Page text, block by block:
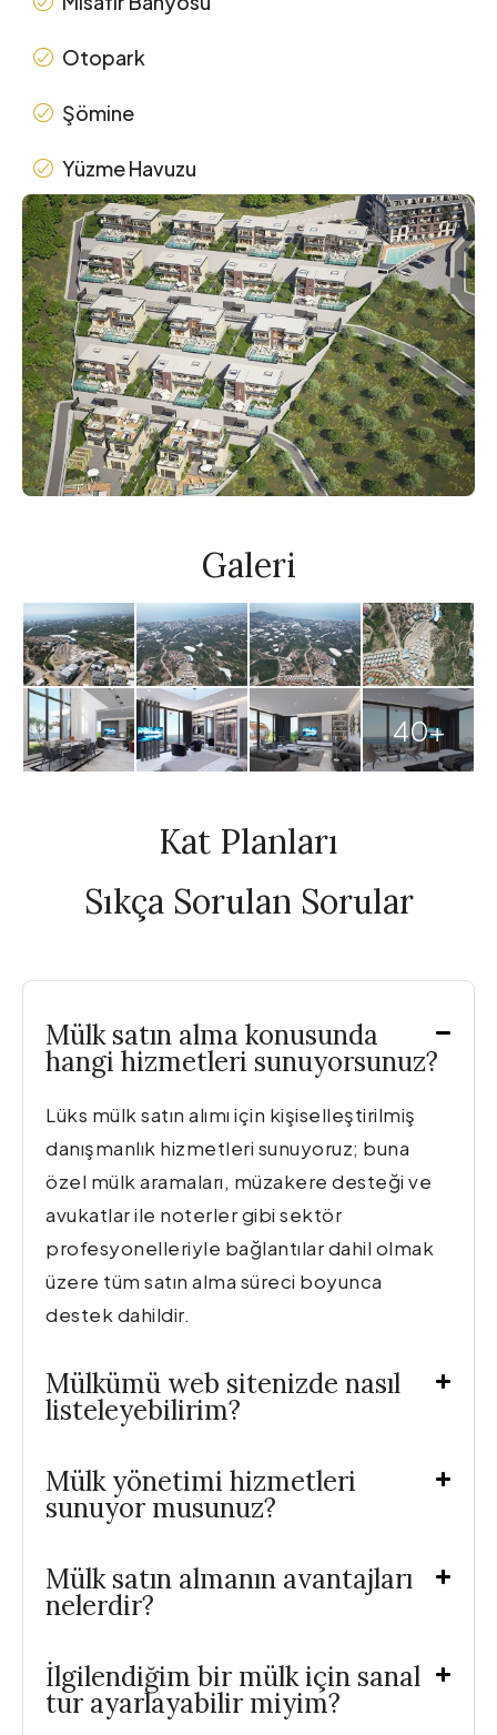
Otopark
Şömine
Yüzme Havuzu
Galeri
40+
Kat Planları
Sıkça Sorulan Sorular
Mülk satın alma konusunda
hangi hizmetleri sunuyorsunuz?
Lüks mülk satın alımı için kişiselleştirilmiş
danışmanlık hizmetleri sunuyoruz; buna
özel mülk aramaları, müzakere desteği ve
avukatlar ile noterler gibi sektör
profesyonelleriyle bağlantılar dahil olmak
üzere tüm satın alma süreci boyunca
destek dahildir.
Mülkümü web sitenizde nasıl
listeleyebilirim?
Mülk yönetimi hizmetleri
sunuyor musunuz?
Mülk satın almanın avantajları
nelerdir?
İlgilendiğim bir mülk için sanal
tur ayarlayabilir miyim?